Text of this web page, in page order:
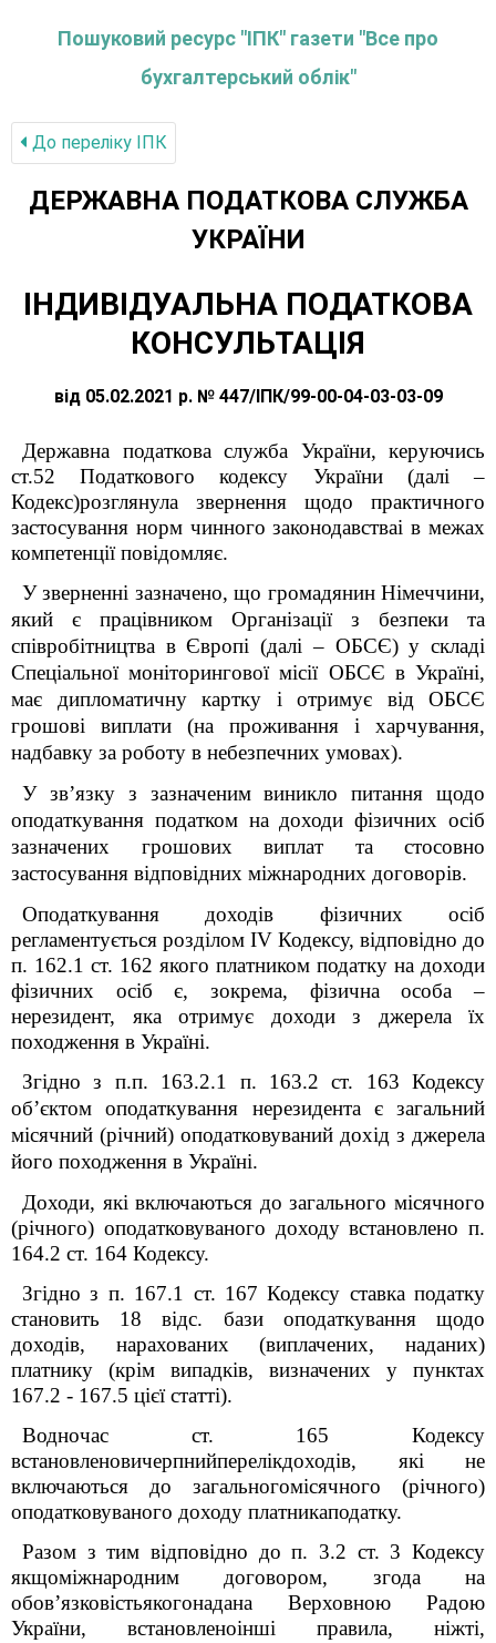
Пошуковий ресурс "ІПК" газети "Все про
бухгалтерський облік"
До переліку IПК
ДЕРЖАВНА ПОДАТКОВА СЛУЖБА
УКРАЇНИ
ІНДИВІДУАЛЬНА ПОДАТКОВА
КОНСУЛЬТАЦІЯ
від 05.02.2021 р. № 447/ІПК/99-00-04-03-03-09
Державна податкова служба України, керуючись
ст.52 Податкового кодексу України (далі ‒
Кодекс)розглянула звернення щодо практичного
застосування норм чинного законодавстваі в межах
компетенції повідомляє.
У зверненні зазначено, що громадянин Німеччини,
який є працівником Організації з безпеки та
співробітництва в Європі (далі – ОБСЄ) у складі
Спеціальної моніторингової місії ОБСЄ в Україні,
має дипломатичну картку і отримує від ОБСЄ
грошові виплати (на проживання і харчування,
надбавку за роботу в небезпечних умовах).
У зв’язку з зазначеним виникло питання щодо
оподаткування податком на доходи фізичних осіб
зазначених грошових виплат та стосовно
застосування відповідних міжнародних договорів.
Оподаткування доходів фізичних осіб
регламентується розділом ІV Кодексу, відповідно до
п. 162.1 ст. 162 якого платником податку на доходи
фізичних осіб є, зокрема, фізична особа –
нерезидент, яка отримує доходи з джерела їх
походження в Україні.
Згідно з п.п. 163.2.1 п. 163.2 ст. 163 Кодексу
об’єктом оподаткування нерезидента є загальний
місячний (річний) оподатковуваний дохід з джерела
його походження в Україні.
Доходи, які включаються до загального місячного
(річного) оподатковуваного доходу встановлено п.
164.2 ст. 164 Кодексу.
Згідно з п. 167.1 ст. 167 Кодексу ставка податку
становить 18 відс. бази оподаткування щодо
доходів, нарахованих (виплачених, наданих)
платнику (крім випадків, визначених у пунктах
167.2 - 167.5 цієї статті).
Водночас ст. 165 Кодексу
встановленовичерпнийперелікдоходів, які не
включаються до загальногомісячного (річного)
оподатковуваного доходу платникаподатку.
Разом з тим відповідно до п. 3.2 ст. 3 Кодексу
якщоміжнародним договором, згода на
обов’язковістьякогонадана Верховною Радою
України, встановленоінші правила, ніжті,